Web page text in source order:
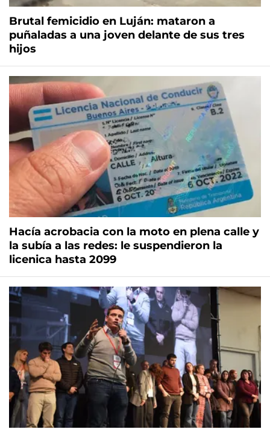
Brutal femicidio en Luján: mataron a
puñaladas a una joven delante de sus tres
hijos
Hacía acrobacia con la moto en plena calle y
la subía a las redes: le suspendieron la
licenica hasta 2099